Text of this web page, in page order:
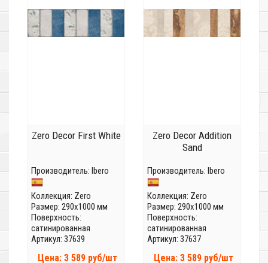
Zero Decor First White
Производитель: Ibero
Коллекция: Zero
Размер: 290x1000 мм
Поверхность:
сатинированная
Артикул: 37639
Цена: 3 589 руб/шт
Zero Decor Addition
Sand
Производитель: Ibero
Коллекция: Zero
Размер: 290x1000 мм
Поверхность:
сатинированная
Артикул: 37637
Цена: 3 589 руб/шт